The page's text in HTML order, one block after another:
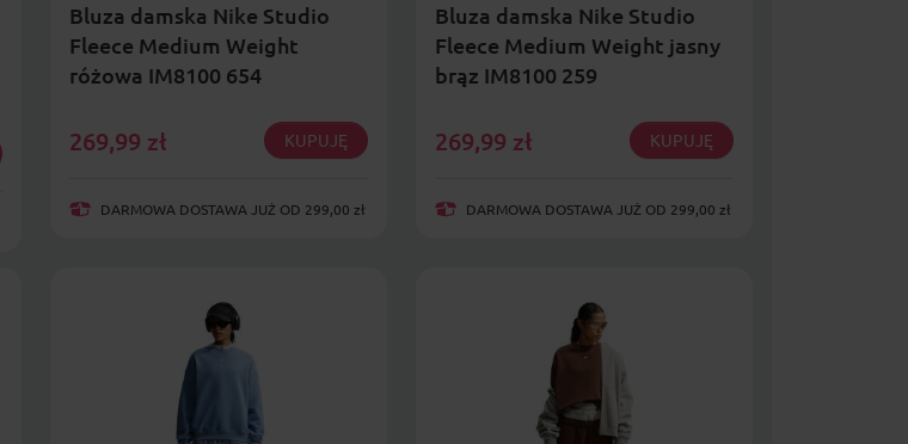
Bluza damska Nike Studio
Fleece Medium Weight
różowa IM8100 654
269,99 zł KUPUJĘ
DARMOWA DOSTAWA JUŻ OD 299,00 zł
Bluza damska Nike Studio
Fleece Medium Weight jasny
brąz IM8100 259
269,99 zł KUPUJĘ
DARMOWA DOSTAWA JUŻ OD 299,00 zł